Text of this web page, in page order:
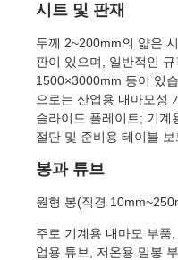
시트 및 판재
두께 2~200mm의 얇은
판이 있으며, 일반적인
1500×3000mm 등이 있
으로는 산업용 내마모성
슬라이드 플레이트; 기계
절단 및 준비용 테이블
봉과 튜브
원형 봉(직경
주로 기계용 내마모 부품
업용 튜브, 저온용 밀봉